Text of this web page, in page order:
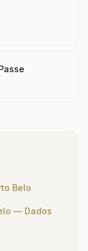
Belo
— Dados